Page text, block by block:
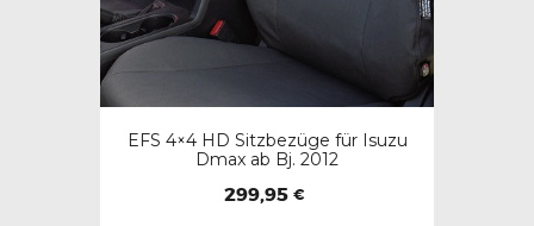
EFS 4×4 HD Sitzbezüge für Isuzu
Dmax ab Bj. 2012
299,95 €